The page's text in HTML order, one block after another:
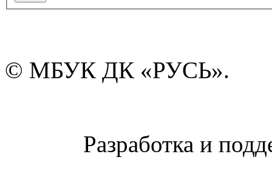
© МБУК ДК «РУСЬ».
Разработка и